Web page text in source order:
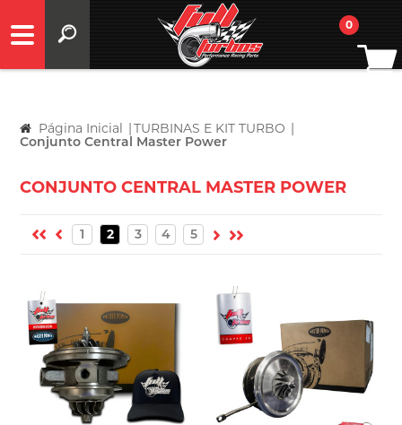
0
Página Inicial |TURBINAS E KIT TURBO |
Conjunto Central Master Power
CONJUNTO CENTRAL MASTER POWER
1 2 3 4 5